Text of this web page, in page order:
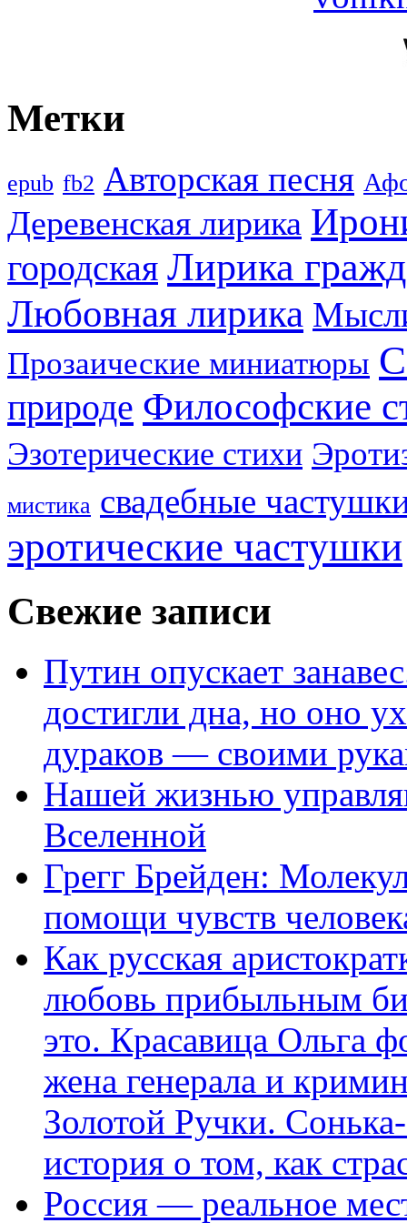
Метки
epub fb2 Авторская песня
Деревенская лирика
городская Лирика
Любовная лирика
Прозаические миниатюры
природе Философские
Эзотерические стихи
мистика свадебные
эротические частушки
Свежие записи
Путин опускает
достигли дна, но оно
дураков — своими
Нашей жизнью
Вселенной
Грегг Брейден:
помощи чувств
Как русская
любовь прибыльным
это. Красавица Ольга
жена генерала и
Золотой Ручки.
история о том, как
Россия — реальное